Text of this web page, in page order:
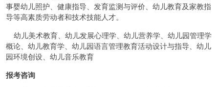
事婴幼儿照护、健康指导、发育监测与评价、幼儿教育及家教指
导等高素质劳动者和技术技能人才。
幼儿美术教育、幼儿发展心理学、幼儿营养学、幼儿园管理学
概论、幼儿教育学、幼儿园语言管理教育活动设计与指导、幼儿
园环境创设、幼儿音乐教育
报考咨询